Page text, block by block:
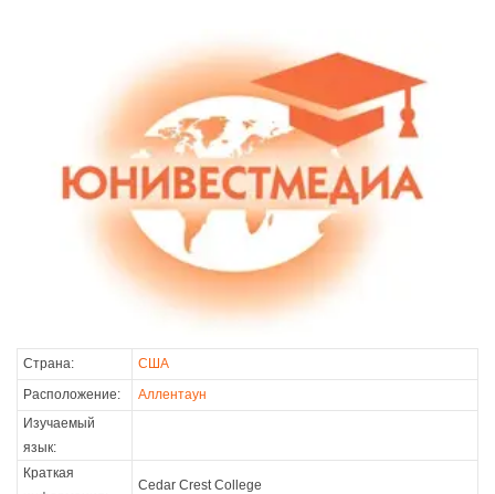
Страна:
США
Расположение:
Аллентаун
Изучаемый
язык:
Краткая
Cedar Crest College